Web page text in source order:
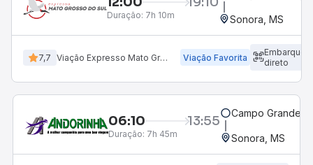
Duração: 7h 10m Sonora, MS
7,7 Viação Expresso Mato Grosso do Sul Viação Favorita
Embarque
direto
06:10 13:55
Duração: 7h 45m
Campo Grande,
Sonora, MS